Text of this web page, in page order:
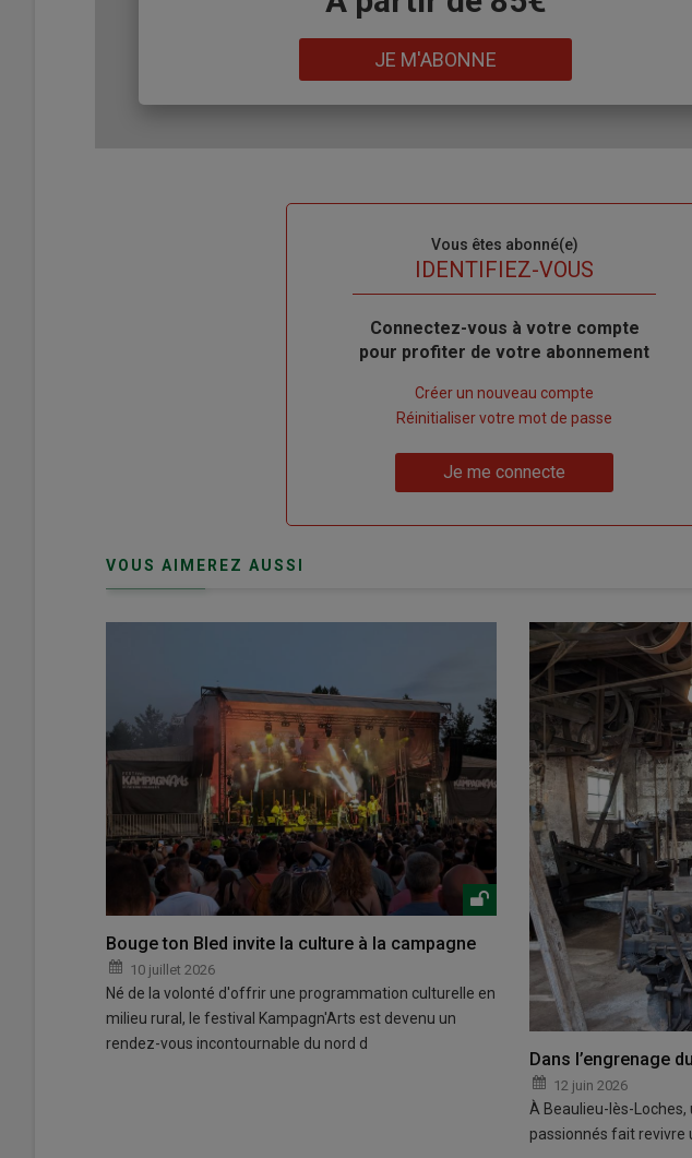
JE M'ABONNE
Vous êtes abonné(e)
IDENTIFIEZ-VOUS
Body
Connectez-vous à votre compte
pour profiter de votre abonnement
compte"
Créer un nouveau compte
Réinitialiser votre mot de passe
Je me connecte
VOUS AIMEREZ AUSSI
Bouge ton Bled invite la culture à la campagne
10 juillet 2026
Né de la volonté d'offrir une programmation culturelle en
milieu rural, le festival Kampagn'Arts est devenu un
rendez-vous incontournable du nord d
Dans l’engrenage
12 juin 2026
À Beaulieu-lès-
passionnés fait revivre